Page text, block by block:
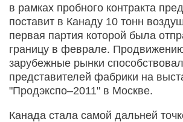
в рамках пробного контракта
поставит в Канаду 10 тонн
первая партия которой была
границу в феврале.
зарубежные рынки
представителей фабрики на
"Продэкспо–2011" в Москве.
Канада стала самой дальней